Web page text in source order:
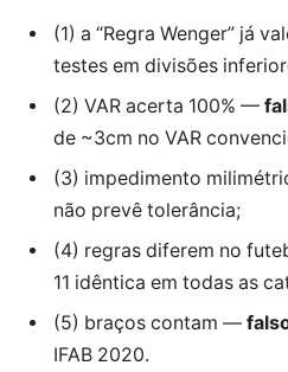
(1) a “Regra Wenger” já
testes em divisões
(2) VAR acerta 100% —
de ~3cm no VAR
(3) impedimento
não prevê tolerância;
(4) regras diferem no
11 idêntica em todas as
(5) braços contam —
IFAB 2020.